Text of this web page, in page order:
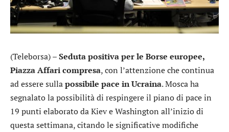
(Teleborsa) –Seduta positiva per le Borse europee,
Piazza Affari compresa, con l’attenzione che continua
ad essere sullapossibile pace in Ucraina. Mosca ha
segnalato la possibilità di respingere il piano di pace in
19 punti elaborato da Kiev e Washington all’inizio di
questa settimana, citando le significative modifiche